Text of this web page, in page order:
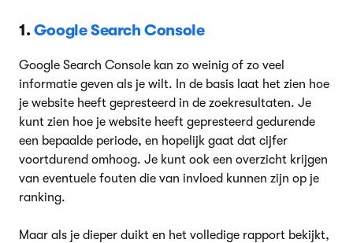
1. Google Search Console
Google Search Console kan zo weinig of zo veel
informatie geven als je wilt. In de basis laat het zien hoe
je website heeft gepresteerd in de zoekresultaten. Je
kunt zien hoe je website heeft gepresteerd gedurende
een bepaalde periode, en hopelijk gaat dat cijfer
voortdurend omhoog. Je kunt ook een overzicht krijgen
van eventuele fouten die van invloed kunnen zijn op je
ranking.
Maar als je dieper duikt en het volledige rapport bekijkt,